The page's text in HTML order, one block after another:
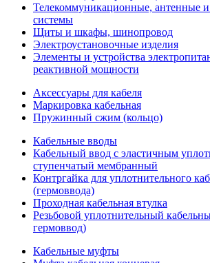
Телекоммуникационные, антенные
системы
Щиты и шкафы, шинопровод
Электроустановочные изделия
Элементы и устройства
реактивной мощности
Аксессуары для кабеля
Маркировка кабельная
Пружинный сжим (кольцо)
Кабельные вводы
Кабельный ввод с эластичным
ступенчатый мембранный
Контргайка для уплотнительного
(гермоввода)
Проходная кабельная втулка
Резьбовой уплотнительный
гермоввод)
Кабельные муфты